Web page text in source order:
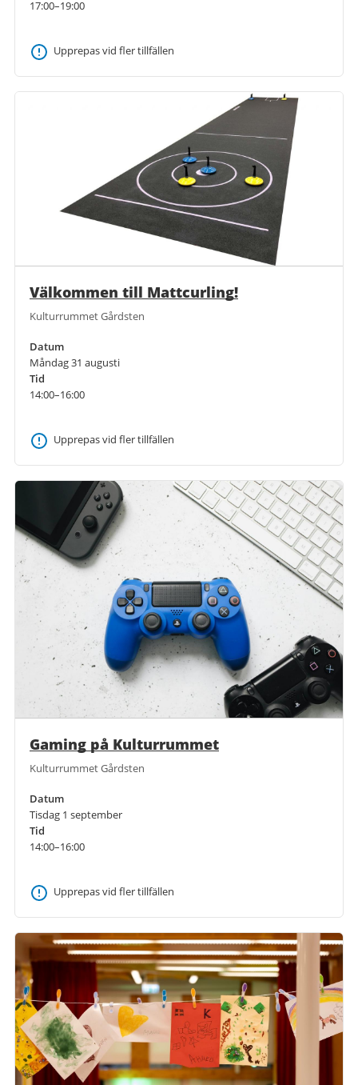
17:00–19:00
Upprepas vid fler tillfällen
Välkommen till Mattcurling!
Kulturrummet Gårdsten
Datum
Måndag 31 augusti
Tid
14:00–16:00
Upprepas vid fler tillfällen
Gaming på Kulturrummet
Kulturrummet Gårdsten
Datum
Tisdag 1 september
Tid
14:00–16:00
Upprepas vid fler tillfällen